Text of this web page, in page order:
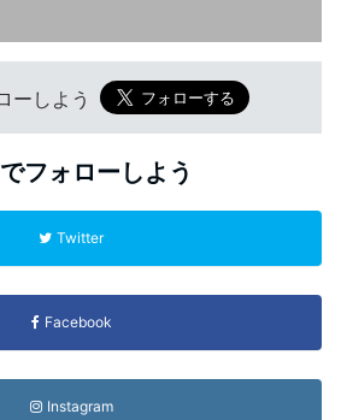
ーしよう
フォローしよう
Twitter
Facebook
Instagram